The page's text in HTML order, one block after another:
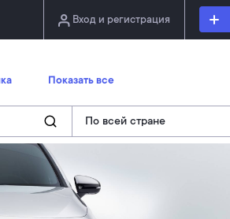
Вход и регистрация
Показать все